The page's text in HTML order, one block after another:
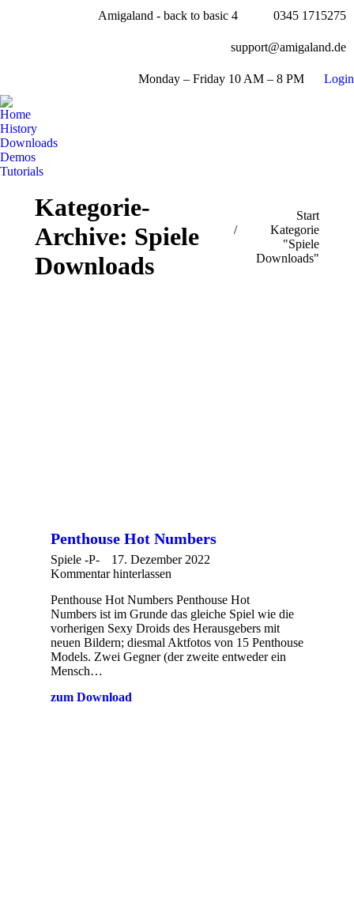
window
in
new
window
opens
in
new
window
Mail
page
opens
in
new
Amigaland - back to basic 4 0345 1715275
support@amigaland.de
Monday – Friday 10 AM – 8 PM Login
Home
History
Downloads
Demos
Tutorials
Kategorie-
Archive: Spiele
Downloads
Sie befinden sich hier:
Start
Kategorie
"Spiele
Downloads"
Penthouse Hot Numbers
Spiele -P-
17. Dezember 2022
Kommentar hinterlassen
Penthouse Hot Numbers Penthouse Hot
Numbers ist im Grunde das gleiche Spiel wie die
vorherigen Sexy Droids des Herausgebers mit
neuen Bildern; diesmal Aktfotos von 15 Penthouse
Models. Zwei Gegner (der zweite entweder ein
Mensch…
zum Download